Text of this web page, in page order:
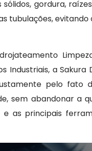
gordura,
tubulações,
Industriais, a
pelo fato
sem abandonar a
e as principais